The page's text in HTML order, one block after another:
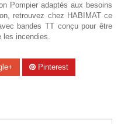
Pompier adaptés aux besoins
retrouvez chez HABIMAT ce
bandes TT conçu pour être
les incendies.
Pinterest